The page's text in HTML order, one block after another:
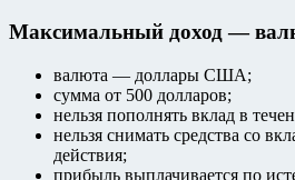
Максимальный доход —
валюта — доллары США;
сумма от 500 долларов;
нельзя пополнять вклад в
нельзя снимать средства со
действия;
прибыль выплачивается по